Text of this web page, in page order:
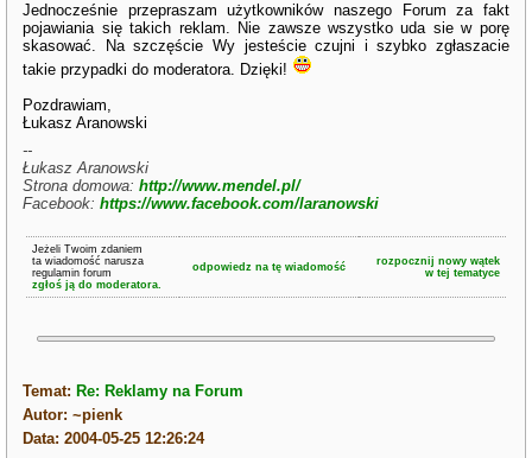
Jednocześnie przepraszam użytkowników naszego Forum za fakt
pojawiania się takich reklam. Nie zawsze wszystko uda sie w porę
skasować. Na szczęście Wy jesteście czujni i szybko zgłaszacie
takie przypadki do moderatora. Dzięki!
Pozdrawiam,
Łukasz Aranowski
--
Łukasz Aranowski
Strona domowa:http://www.mendel.pl/
Facebook:https://www.facebook.com/laranowski
Jeżeli Twoim zdaniem
ta wiadomość narusza
regulamin forum
zgłoś ją do moderatora.
odpowiedz na tę wiadomość
rozpocznij nowy wątek
w tej tematyce
Temat: Re: Reklamy na Forum
Autor: ~pienk
Data: 2004-05-25 12:26:24